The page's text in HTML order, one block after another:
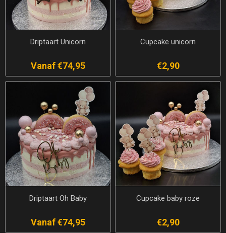
Driptaart Unicorn
Vanaf €74,95
Cupcake unicorn
€2,90
Driptaart Oh Baby
Vanaf €74,95
Cupcake baby roze
€2,90